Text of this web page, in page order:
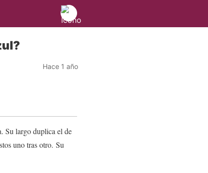
Hace 1 año
Su largo duplica el de
uno tras otro. Su